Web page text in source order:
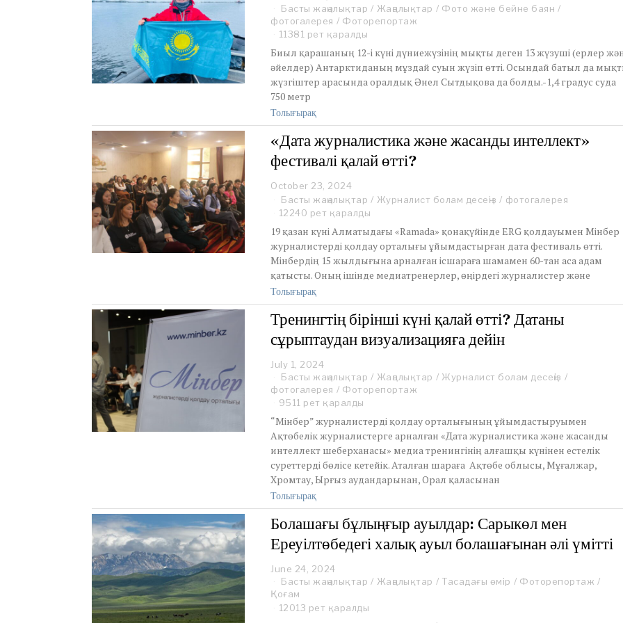
5 e
c
e
b
e
r
2
4
Басты жаңалықтар / Жаңалықтар / Фото және бейне баян /
фотогалерея / Фоторепортаж
11381 рет қаралды
Биыл қарашаның 12-і күні дүниежүзінің мықты деген 13 жүзуші (ерлер
әйелдер) Антарктиданың мұздай суын жүзіп өтті. Осындай батыл да
жүзгіштер арасында оралдық Әнел Сытдықова да болды.-1,4 градус суда
750 метр
Толығырақ
«Дата журналистика және жасанды интеллект»
фестивалі қалай өтті?
October 23, 2024
c
t
b
e
r
2
0
2
4
Басты жаңалықтар / Журналист болам десеңіз / фотогалерея
12240 рет қаралды
19 қазан күні Алматыдағы «Ramada» қонақүйінде ERG қолдауымен Мінбер
журналистерді қолдау орталығы ұйымдастырған дата фестиваль өтті.
Мінбердің 15 жылдығына арналған ісшараға шамамен 60-тан аса адам
қатысты. Оның ішінде медиатренерлер, өңірдегі журналистер және
Толығырақ
Тренингтің бірінші күні қалай өтті? Датаны
сұрыптаудан визуализацияға дейін
July 1, 2024
u
l
y
,
2
0
2
4
Басты жаңалықтар / Жаңалықтар / Журналист болам десеңіз /
фотогалерея / Фоторепортаж
9511 рет қаралды
“Мінбер” журналистерді қолдау орталығының ұйымдастыруымен
Ақтөбелік журналистерге арналған «Дата журналистика және жасанды
интеллект шеберханасы» медиа тренингінің алғашқы күнінен естелік
суреттерді бөлісе кетейік. Аталған шараға Ақтөбе облысы, Мұғалжар,
Хромтау, Ырғыз аудандарынан, Орал қаласынан
Толығырақ
Болашағы бұлыңғыр ауылдар: Сарыкөл мен
Ереуілтөбедегі халық ауыл болашағынан әлі үмітті
June 24, 2024
u
e
Басты жаңалықтар / Жаңалықтар / Тасадағы өмір / Фоторепортаж /
Қоғам
12013 рет қаралды